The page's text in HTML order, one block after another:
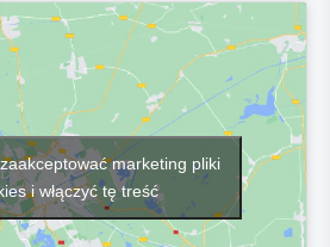
marketing pliki
i włączyć tę treść